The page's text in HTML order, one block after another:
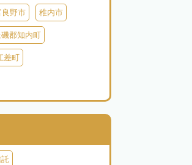
良野市 稚内市
郡知内町
差町
倶知安町
町 積丹郡積丹町